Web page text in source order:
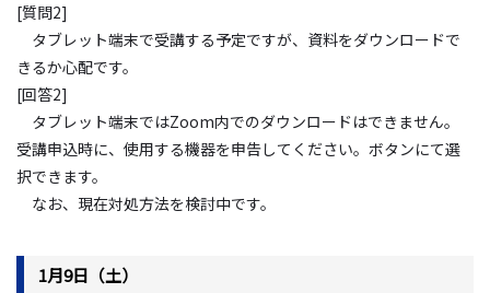
[質問2]
タブレット端末で受講する予定ですが、資料をダウンロードで
きるか心配です。
[回答2]
タブレット端末ではZoom内でのダウンロードはできません。
受講申込時に、使用する機器を申告してください。ボタンにて選
択できます。
なお、現在対処方法を検討中です。
1月9日（土）